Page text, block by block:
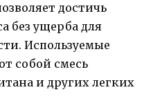
достичь
без ущерба для
Используемые
собой смесь
и других легких